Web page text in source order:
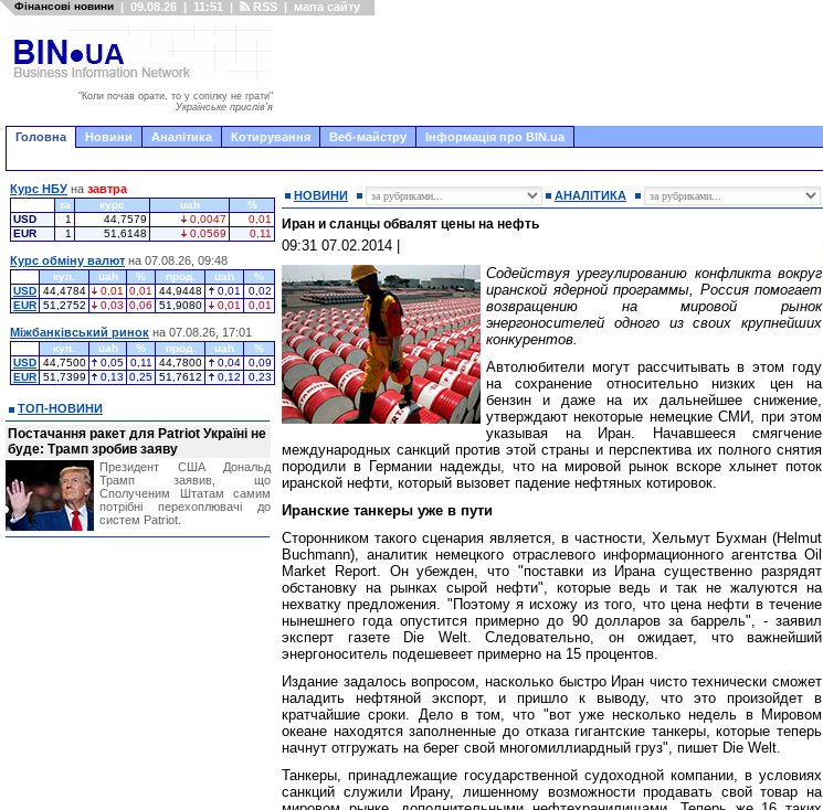
Фінансові новини | 09.08.26 | 11:51 | RSS | мапа сайту
"Коли почав орати, то у сопілку не грати"
Українське прислів'я
Головна Новини Аналітика Котирування Веб-майстру Інформація про BIN.ua
НОВИНИ АНАЛІТИКА
Иран и сланцы обвалят цены на нефть
09:31 07.02.2014
Содействуя урегулированию конфликта вокруг
иранской ядерной программы, Россия помогает
возвращению на мировой рынок
энергоносителей одного из своих крупнейших
конкурентов.
Автолюбители могут рассчитывать в этом году
на сохранение относительно низких цен на
бензин и даже на их дальнейшее снижение,
утверждают некоторые немецкие СМИ, при этом
указывая на Иран. Начавшееся смягчение
международных санкций против этой страны и перспектива их полного снятия
породили в Германии надежды, что на мировой рынок вскоре хлынет поток
иранской нефти, который вызовет падение нефтяных котировок.
Иранские танкеры уже в пути
Сторонником такого сценария является, в частности, Хельмут Бухман (Helmut
Buchmann), аналитик немецкого отраслевого информационного агентства Oil
Market Report. Он убежден, что "поставки из Ирана существенно разрядят
обстановку на рынках сырой нефти", которые ведь и так не жалуются на
нехватку предложения. "Поэтому я исхожу из того, что цена нефти в течение
нынешнего года опустится примерно до 90 долларов за баррель", - заявил
эксперт газете Die Welt. Следовательно, он ожидает, что важнейший
энергоноситель подешевеет примерно на 15 процентов.
Издание задалось вопросом, насколько быстро Иран чисто технически сможет
наладить нефтяной экспорт, и пришло к выводу, что это произойдет в
кратчайшие сроки. Дело в том, что "вот уже несколько недель в Мировом
океане находятся заполненные до отказа гигантские танкеры, которые теперь
начнут отгружать на берег свой многомиллиардный груз", пишет Die Welt.
Танкеры, принадлежащие государственной судоходной компании, в условиях
санкций служили Ирану, лишенному возможности продавать свой товар на
Курс НБУ на завтра
за курс uah
%
USD
1 44,7579 0,0047
0,01
EUR
1 51,6148 0,0569 0,11
Курс обміну валют на 07.08.26, 09:48
куп. uah % прод. uah
%
USD 44,4784 0,01 0,01 44,9448 0,01
0,02
EUR 51,2752 0,03 0,06 51,9080 0,01 0,01
Міжбанківський ринок на 07.08.26, 17:01
куп. uah % прод. uah
%
USD 44,7500 0,05 0,11 44,7800 0,04
0,09
EUR 51,7399 0,13 0,25 51,7612 0,12 0,23
ТОП-НОВИНИ
Постачання ракет для Patriot Україні не
буде: Трамп зробив заяву
Президент США Дональд
Трамп заявив, що
Сполученим Штатам самим
потрібні перехоплювачі до
систем Patriot.